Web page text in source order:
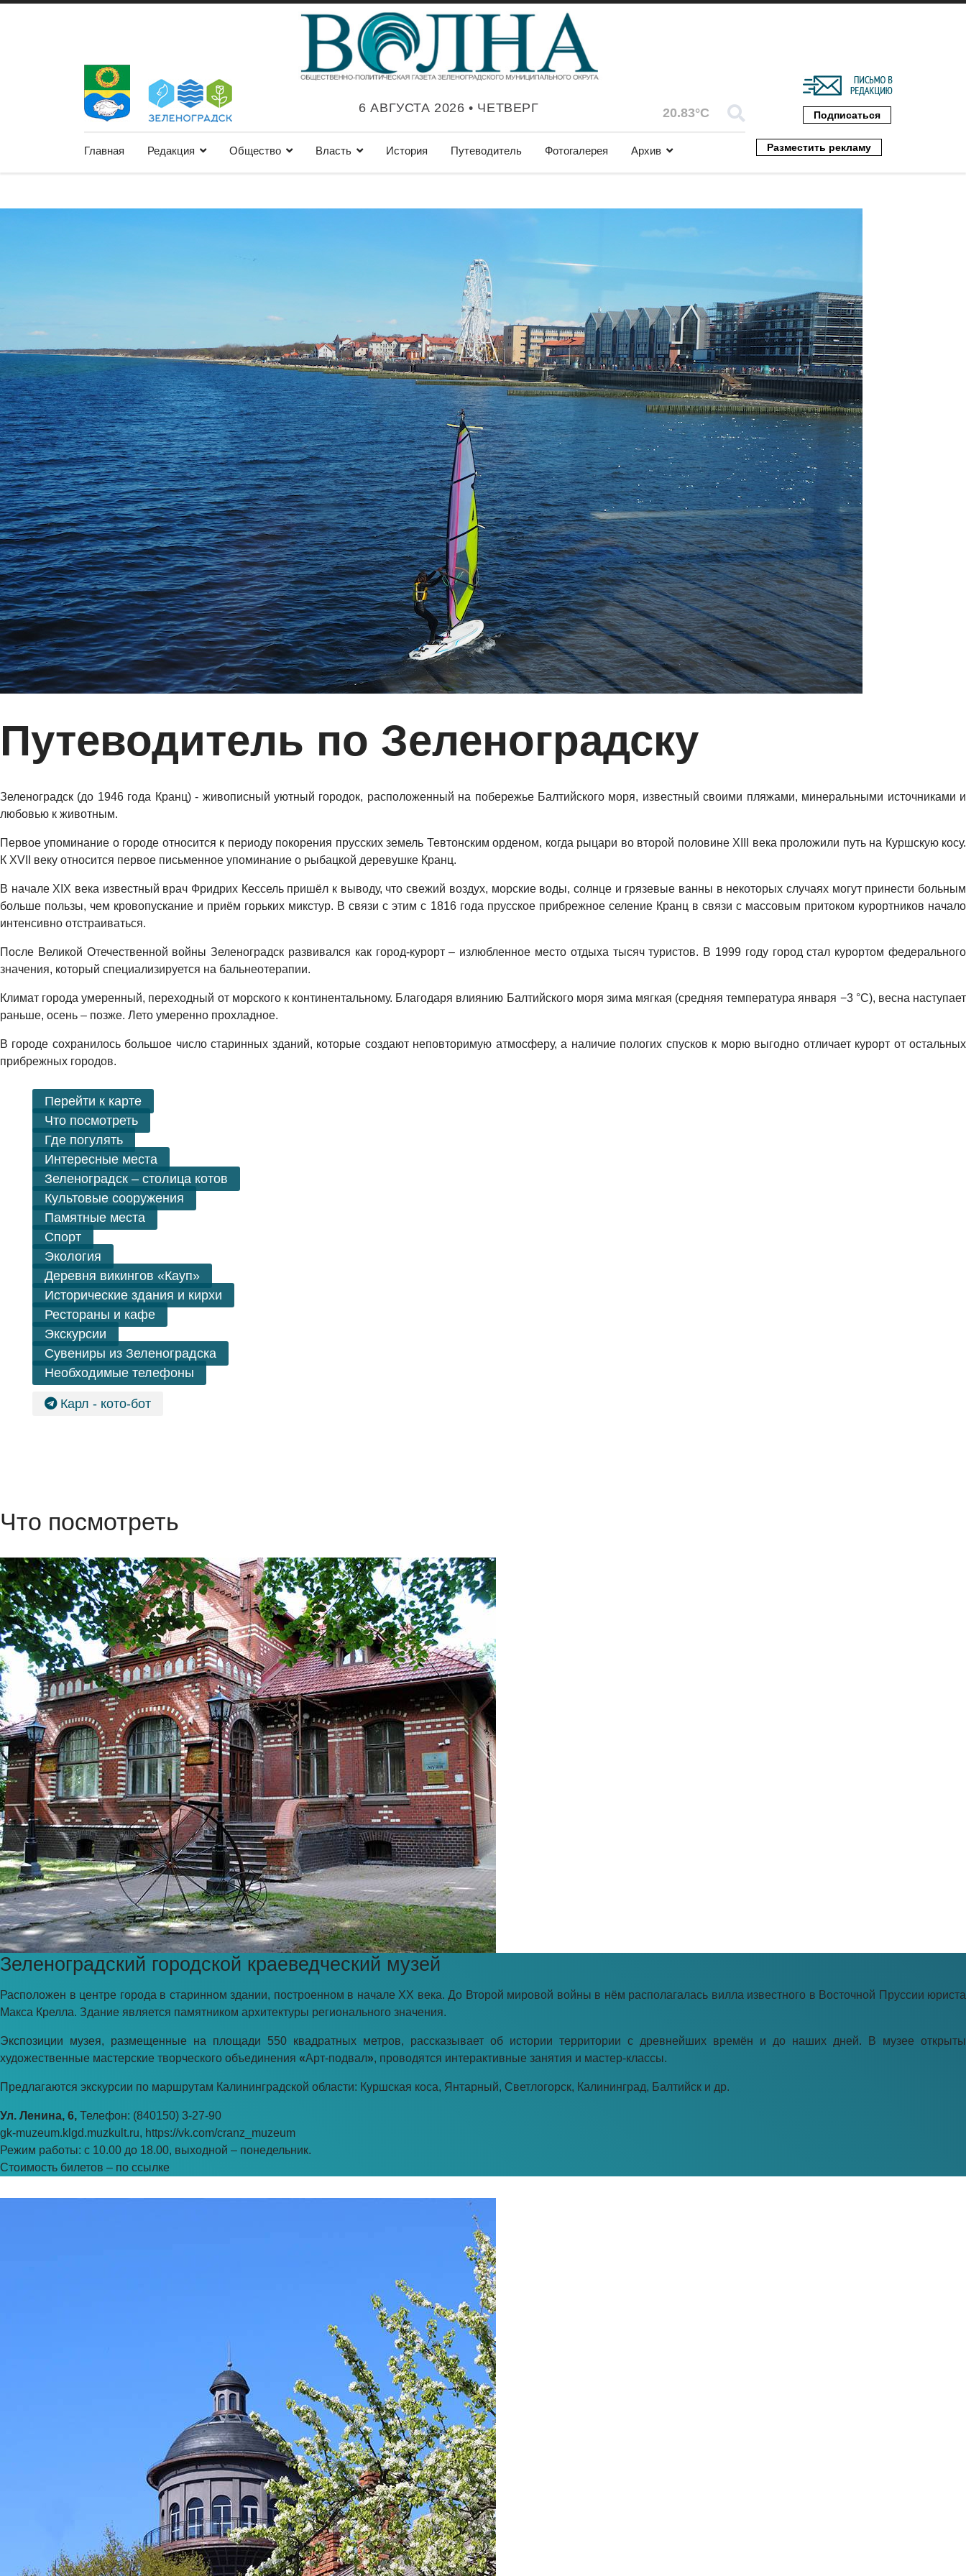
6 АВГУСТА 2026 • ЧЕТВЕРГ 20.83°C Подписаться
Главная Редакция Общество Власть История Путеводитель Фотогалерея Архив Разместить рекламу
Путеводитель по Зеленоградску
Зеленоградск (до 1946 года Кранц) - живописный уютный городок, расположенный на побережье Балтийского моря, известный своими пляжами, минеральными источниками и
любовью к животным.
Первое упоминание о городе относится к периоду покорения прусских земель Тевтонским орденом, когда рыцари во второй половине XIII века проложили путь на Куршскую косу.
К XVII веку относится первое письменное упоминание о рыбацкой деревушке Кранц.
В начале XIX века известный врач Фридрих Кессель пришёл к выводу, что свежий воздух, морские воды, солнце и грязевые ванны в некоторых случаях могут принести больным
больше пользы, чем кровопускание и приём горьких микстур. В связи с этим с 1816 года прусское прибрежное селение Кранц в связи с массовым притоком курортников начало
интенсивно отстраиваться.
После Великой Отечественной войны Зеленоградск развивался как город-курорт – излюбленное место отдыха тысяч туристов. В 1999 году город стал курортом федерального
значения, который специализируется на бальнеотерапии.
Климат города умеренный, переходный от морского к континентальному. Благодаря влиянию Балтийского моря зима мягкая (средняя температура января −3 °C), весна наступает
раньше, осень – позже. Лето умеренно прохладное.
В городе сохранилось большое число старинных зданий, которые создают неповторимую атмосферу, а наличие пологих спусков к морю выгодно отличает курорт от остальных
прибрежных городов.
Перейти к карте
Что посмотреть
Где погулять
Интересные места
Зеленоградск – столица котов
Культовые сооружения
Памятные места
Спорт
Экология
Деревня викингов «Кауп»
Исторические здания и кирхи
Рестораны и кафе
Экскурсии
Сувениры из Зеленоградска
Необходимые телефоны
Карл - кото-бот
Что посмотреть
Зеленоградский городской краеведческий музей
Расположен в центре города в старинном здании, построенном в начале XX века. До Второй мировой войны в нём располагалась вилла известного в Восточной Пруссии юриста
Макса Крелла. Здание является памятником архитектуры регионального значения.
Экспозиции музея, размещенные на площади 550 квадратных метров, рассказывает об истории территории с древнейших времён и до наших дней. В музее открыты
художественные мастерские творческого объединения «Арт-подвал», проводятся интерактивные занятия и мастер-классы.
Предлагаются экскурсии по маршрутам Калининградской области: Куршская коса, Янтарный, Светлогорск, Калининград, Балтийск и др.
Ул. Ленина, 6, Телефон: (840150) 3-27-90
gk-muzeum.klgd.muzkult.ru, https://vk.com/cranz_muzeum
Режим работы: с 10.00 до 18.00, выходной – понедельник.
Стоимость билетов – по ссылке